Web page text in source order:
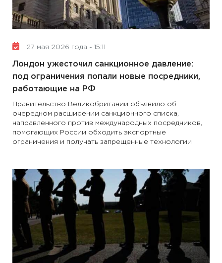
27 мая 2026 года - 15:11
Лондон ужесточил санкционное давление:
под ограничения попали новые посредники,
работающие на РФ
Правительство Великобритании объявило об
очередном расширении санкционного списка,
направленного против международных посредников,
помогающих России обходить экспортные
ограничения и получать запрещенные технологии